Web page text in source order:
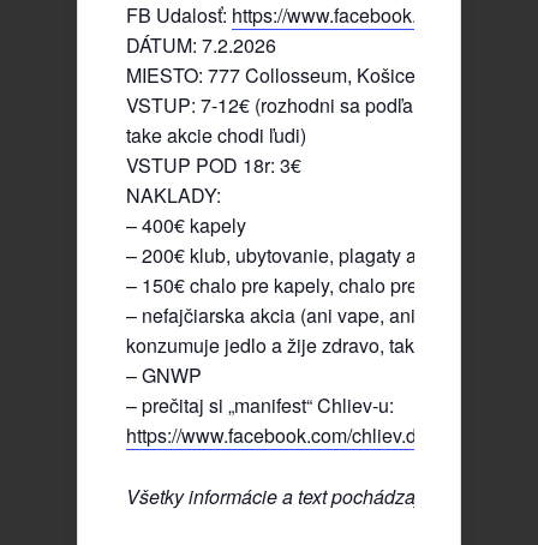
FB Udalosť: https://www.facebook.com/events/
DÁTUM: 7.2.2026
MIESTO: 777 Collosseum, Košice
VSTUP: 7-12€ (rozhodni sa podľa seba, maš
take akcie chodi ľudi)
VSTUP POD 18r: 3€
NAKLADY:
– 400€ kapely
– 200€ klub, ubytovanie, plagaty atď.
– 150€ chalo pre kapely, chalo pre vas
– nefajčiarska akcia (ani vape, ani zahrievaky),
konzumuje jedlo a žije zdravo, tak si to tam
– GNWP
– prečitaj si „manifest“ Chliev-u:
https://www.facebook.com/chliev.diajuaj/posts/
Všetky informácie a text pochádzajú z FB